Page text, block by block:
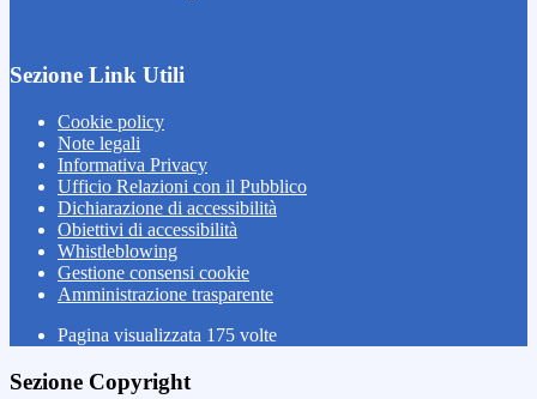
Sezione Link Utili
Cookie policy
Note legali
Informativa Privacy
Ufficio Relazioni con il Pubblico
Dichiarazione di accessibilità
Obiettivi di accessibilità
Whistleblowing
Gestione consensi cookie
Amministrazione trasparente
Pagina visualizzata 175 volte
Sezione Copyright